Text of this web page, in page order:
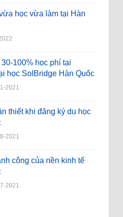
học vừa làm tại Hàn
100% học phí tại
học SolBridge Hàn Quốc
2021
thiết khi đăng ký du học
2021
công của nền kinh tế
2021